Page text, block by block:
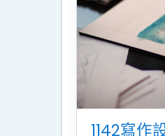
1142寫作